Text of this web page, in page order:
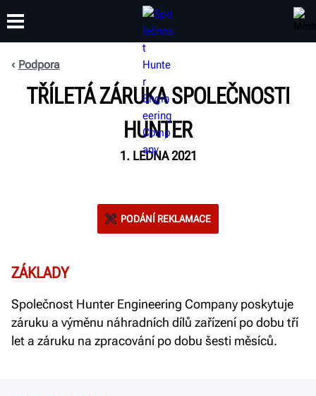
PRODUKTY PODPORA
ŠKOLENÍ
O SPOLEČNOSTI
Podpora
TŘÍLETÁ ZÁRUKA SPOLEČNOSTI
HUNTER
1. LEDNA 2021
PODÁNÍ REKLAMACE
ZÁKLADY
Společnost Hunter Engineering Company poskytuje
záruku a výměnu náhradních dílů zařízení po dobu tří
let a záruku na zpracování po dobu šesti měsíců.